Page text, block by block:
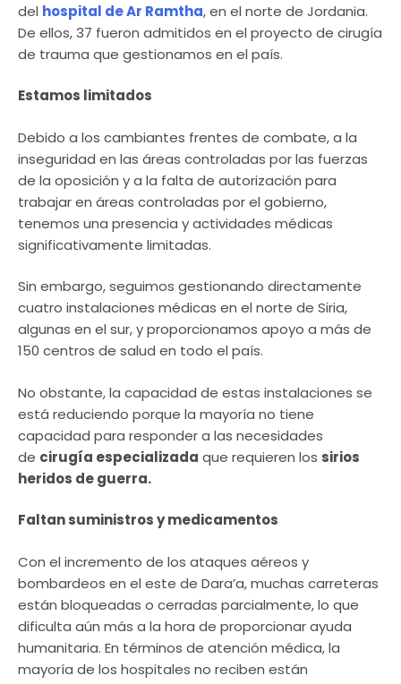
del hospital de Ar Ramtha, en el norte de Jordania.
De ellos, 37 fueron admitidos en el proyecto de cirugía
de trauma que gestionamos en el país.
Estamos limitados
Debido a los cambiantes frentes de combate, a la
inseguridad en las áreas controladas por las fuerzas
de la oposición y a la falta de autorización para
trabajar en áreas controladas por el gobierno,
tenemos una presencia y actividades médicas
significativamente limitadas.
Sin embargo, seguimos gestionando directamente
cuatro instalaciones médicas en el norte de Siria,
algunas en el sur, y proporcionamos apoyo a más de
150 centros de salud en todo el país.
No obstante, la capacidad de estas instalaciones se
está reduciendo porque la mayoría no tiene
capacidad para responder a las necesidades
de cirugía especializada que requieren los sirios
heridos de guerra.
Faltan suministros y medicamentos
Con el incremento de los ataques aéreos y
bombardeos en el este de Dara’a, muchas carreteras
están bloqueadas o cerradas parcialmente, lo que
dificulta aún más a la hora de proporcionar ayuda
humanitaria. En términos de atención médica, la
mayoría de los hospitales no reciben están